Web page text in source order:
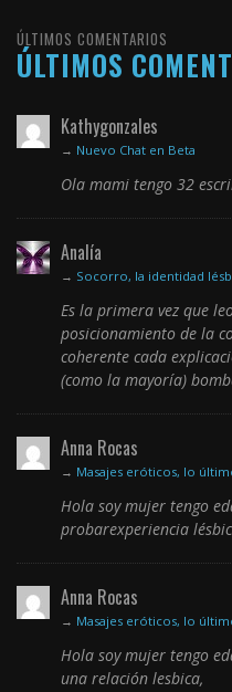
ÚLTIMOS COMENTARIOS
ÚLTIMOS
Kathygonzales
→ Nuevo Chat en Beta
Ola mami tengo 32
Analía
→ Socorro, la identidad
Es la primera vez que
posicionamiento de la
coherente cada
(como la mayoría)
Anna Rocas
→ Masajes eróticos, lo
Hola soy mujer tengo
probarexperiencia
Anna Rocas
→ Masajes eróticos, lo
Hola soy mujer tengo
una relación lesbica,